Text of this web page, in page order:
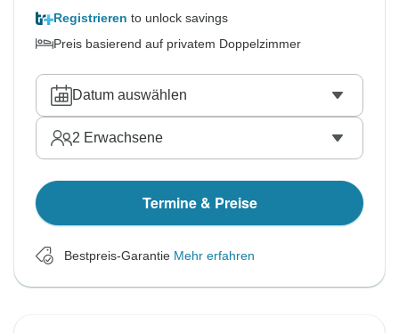
Registrieren to unlock savings
Preis basierend auf privatem Doppelzimmer
Datum auswählen
2 Erwachsene
Termine & Preise
Bestpreis-Garantie Mehr erfahren